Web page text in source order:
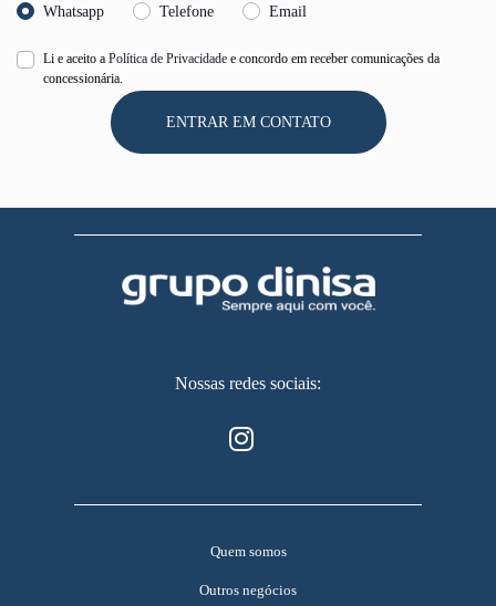
Whatsapp Telefone Email
Li e aceito a Política de Privacidade e concordo em receber comunicações da
concessionária.
ENTRAR EM CONTATO
Nossas redes sociais:
Quem somos
Outros negócios